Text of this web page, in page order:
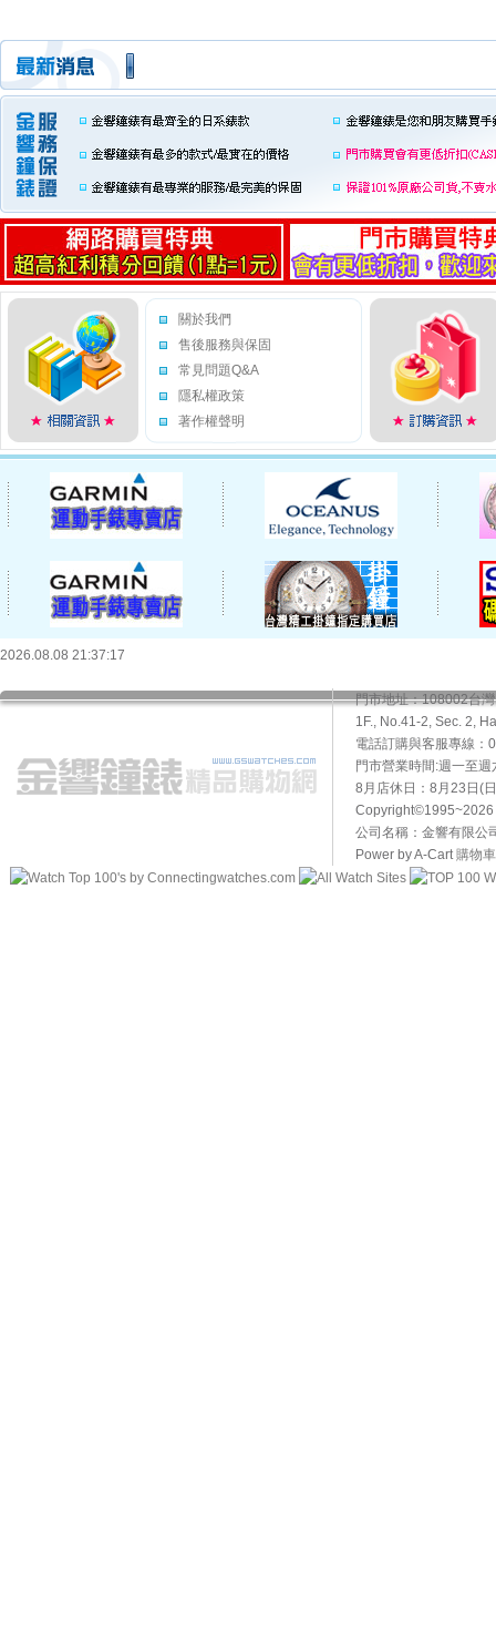
關於我們
售後服務與保固
常見問題Q&A
隱私權政策
著作權聲明
2026.08.08 21:37:17
門市地址：108002台
1F., No.41-2, Sec. 2,
電話訂購與客服專線
門市營業時間:週一至
8月店休日：8月23日(
Copyright©1995~2026
公司名稱：金響有限公
Power by A-Cart購物車